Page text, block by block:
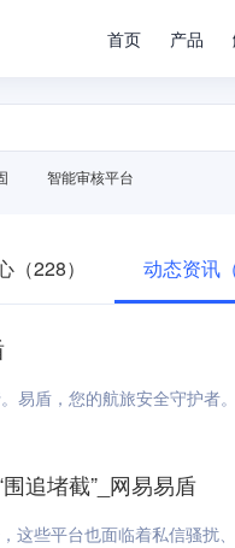
首页 产品
智能审核平台
（228） 动态资讯
易盾，您的航旅安全守护者
追堵截”_网易易盾
这些平台也面临着私信骚扰